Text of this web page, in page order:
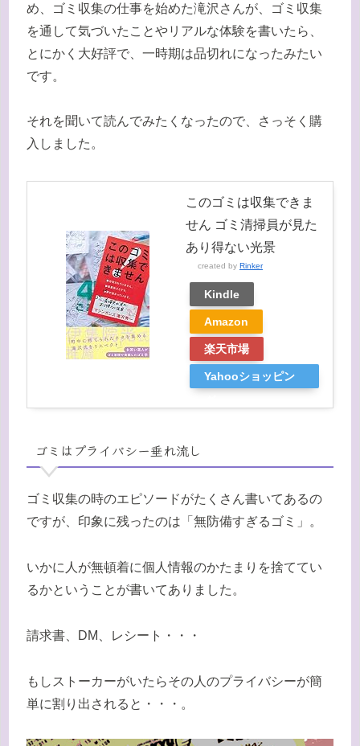
め、ゴミ収集の仕事を始めた滝沢さんが、ゴミ収集
を通して気づいたことやリアルな体験を書いたら、
とにかく大好評で、一時期は品切れになったみたい
です。
それを聞いて読んでみたくなったので、さっそく購
入しました。
このゴミは収集できま
せん ゴミ清掃員が見た
あり得ない光景
created by Rinker
Kindle
Amazon
楽天市場
Yahooショッピン
ゴミはプライバシー垂れ流し
ゴミ収集の時のエピソードがたくさん書いてあるの
ですが、印象に残ったのは「無防備すぎるゴミ」。
いかに人が無頓着に個人情報のかたまりを捨ててい
るかということが書いてありました。
請求書、DM、レシート・・・
もしストーカーがいたらその人のプライバシーが簡
単に割り出されると・・・。